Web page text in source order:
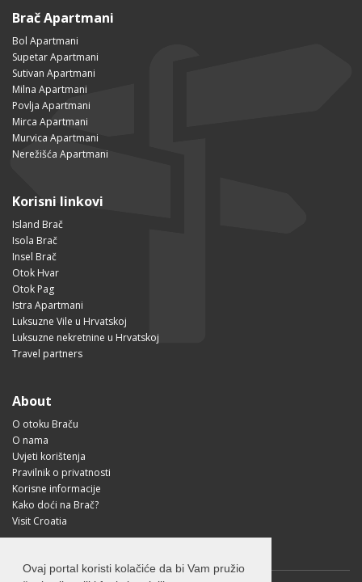
Ovaj portal koristi kolačiće da bi Vam pružio
Brač Apartmani
Bol Apartmani
Supetar Apartmani
Sutivan Apartmani
Milna Apartmani
Povlja Apartmani
Mirca Apartmani
Murvica Apartmani
Nerežišća Apartmani
Korisni linkovi
Island Brač
Isola Brač
Insel Brač
Otok Hvar
Otok Pag
Istra Apartmani
Luksuzne Vile u Hrvatskoj
Luksuzne nekretnine u Hrvatskoj
Travel partners
About
O otoku Braču
O nama
Uvjeti korištenja
Pravilnik o privatnosti
Korisne informacije
Kako doći na Brač?
Visit Croatia